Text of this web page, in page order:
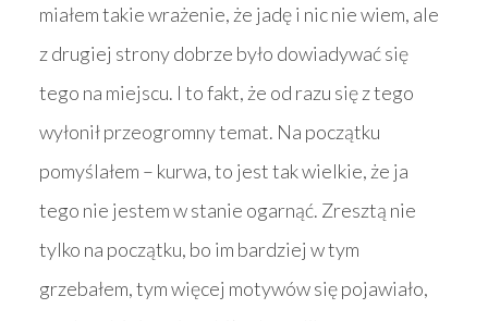
miałem takie wrażenie, że jadę i nic nie wiem, ale
z drugiej strony dobrze było dowiadywać się
tego na miejscu. I to fakt, że od razu się z tego
wyłonił przeogromny temat. Na początku
pomyślałem – kurwa, to jest tak wielkie, że ja
tego nie jestem w stanie ogarnąć. Zresztą nie
tylko na początku, bo im bardziej w tym
grzebałem, tym więcej motywów się pojawiało,